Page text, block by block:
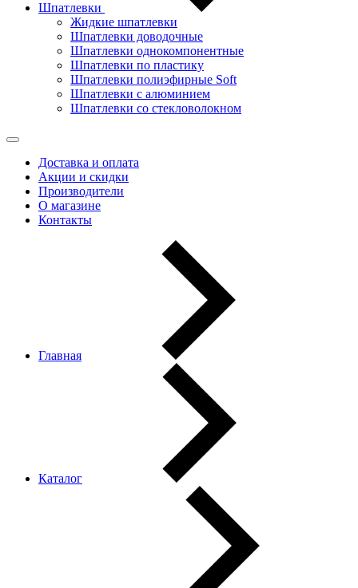
Шпатлевки
Жидкие шпатлевки
Шпатлевки доводочные
Шпатлевки однокомпонентные
Шпатлевки по пластику
Шпатлевки полиэфирные Soft
Шпатлевки с алюминием
Шпатлевки со стекловолокном
Доставка и оплата
Акции и скидки
Производители
О магазине
Контакты
Главная
Каталог